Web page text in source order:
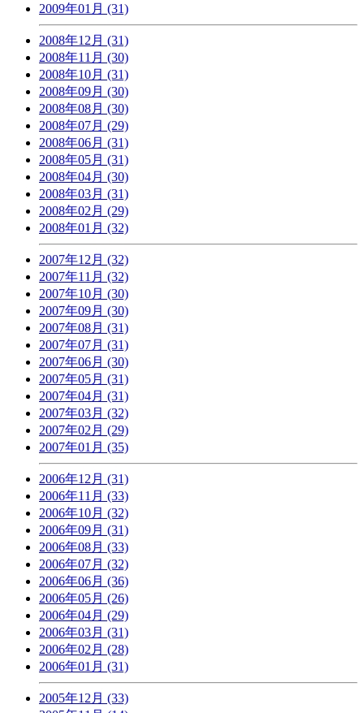
2009年01月 (31)
2008年12月 (31)
2008年11月 (30)
2008年10月 (31)
2008年09月 (30)
2008年08月 (30)
2008年07月 (29)
2008年06月 (31)
2008年05月 (31)
2008年04月 (30)
2008年03月 (31)
2008年02月 (29)
2008年01月 (32)
2007年12月 (32)
2007年11月 (32)
2007年10月 (30)
2007年09月 (30)
2007年08月 (31)
2007年07月 (31)
2007年06月 (30)
2007年05月 (31)
2007年04月 (31)
2007年03月 (32)
2007年02月 (29)
2007年01月 (35)
2006年12月 (31)
2006年11月 (33)
2006年10月 (32)
2006年09月 (31)
2006年08月 (33)
2006年07月 (32)
2006年06月 (36)
2006年05月 (26)
2006年04月 (29)
2006年03月 (31)
2006年02月 (28)
2006年01月 (31)
2005年12月 (33)